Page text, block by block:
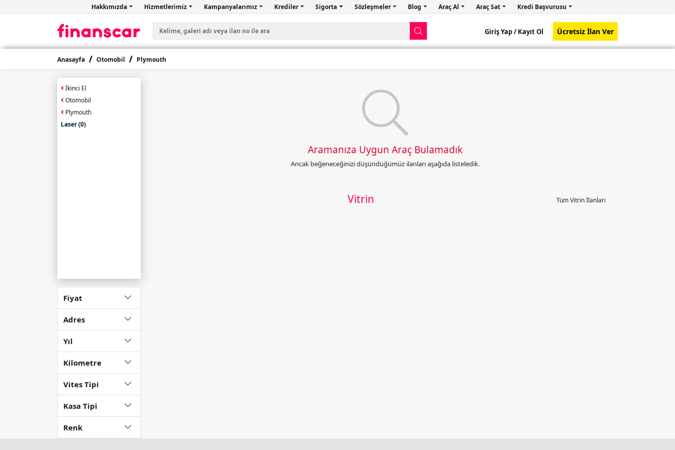
Hakkımızda Hizmetlerimiz Kampanyalarımız Krediler Sigorta Sözleşmeler Blog Araç Al Araç Sat Kredi Başvurusu
Giriş Yap /Kayıt Ol Ücretsiz İlan Ver
Anasayfa Otomobil Plymouth
İkinci El
Otomobil
Plymouth
Laser (0)
Fiyat
Adres
Yıl
Kilometre
Vites Tipi
Kasa Tipi
Renk
Aramanıza Uygun Araç Bulamadık
Ancak beğeneceğinizi düşündüğümüz ilanları aşağıda listeledik.
Vitrin Tüm Vitrin İlanları